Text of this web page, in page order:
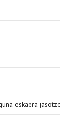
eskaera